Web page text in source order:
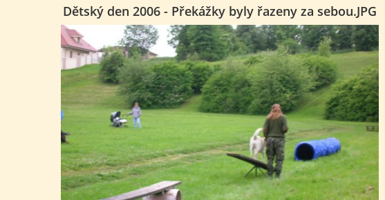
Dětský den 2006 - Překážky byly řazeny za sebou.JPG